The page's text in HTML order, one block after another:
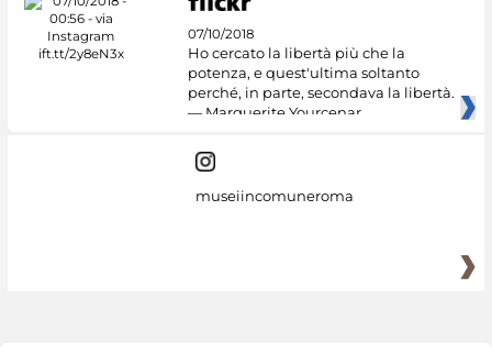
07/10/2018
Ho cercato la libertà più che la
potenza, e quest'ultima soltanto
perché, in parte, secondava la libertà.
— Marguerite Yourcenar
museiincomuneroma